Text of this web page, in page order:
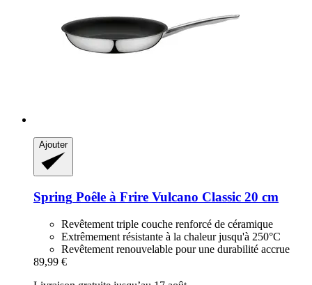
Ajouter
Spring Poêle à Frire Vulcano Classic 20 cm
Revêtement triple couche renforcé de céramique
Extrêmement résistante à la chaleur jusqu'à 250°C
Revêtement renouvelable pour une durabilité accrue
89,99 €